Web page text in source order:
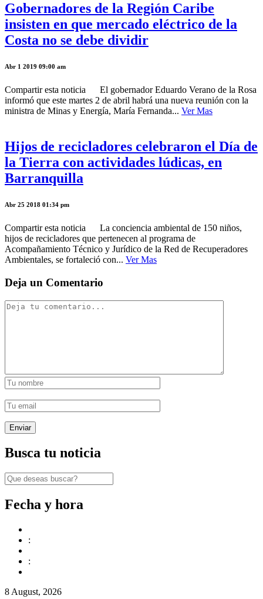
Gobernadores de la Región Caribe
insisten en que mercado eléctrico de la
Costa no se debe dividir
Abr 1 2019 09:00 am
Compartir esta noticia El gobernador Eduardo Verano de la Rosa
informó que este martes 2 de abril habrá una nueva reunión con la
ministra de Minas y Energía, María Fernanda... Ver Mas
Hijos de recicladores celebraron el Día de
la Tierra con actividades lúdicas, en
Barranquilla
Abr 25 2018 01:34 pm
Compartir esta noticia La conciencia ambiental de 150 niños,
hijos de recicladores que pertenecen al programa de
Acompañamiento Técnico y Jurídico de la Red de Recuperadores
Ambientales, se fortaleció con... Ver Mas
Deja un Comentario
Busca tu noticia
Fecha y hora
:
:
8 August, 2026